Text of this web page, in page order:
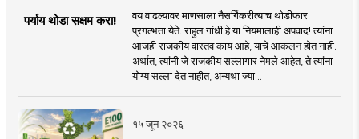
पर्याय थोडा सक्षम करा!
वय वाढल्यावर माणसाला नैसर्गिकरीत्याच थोडीफार
प्रगल्भता येते. राहुल गांधी हे या नियमालाही अपवाद! त्यांना
आजही राजकीय वास्तव काय आहे, याचे आकलन होत नाही.
अर्थात, त्यांनी जे राजकीय सल्लागार नेमले आहेत, ते त्यांना
योग्य सल्ला देत नाहीत, अन्यथा ज्या ..
१५ जून २०२६